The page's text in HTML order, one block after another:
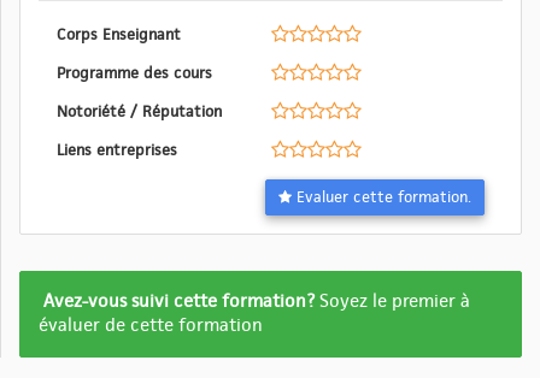
Corps Enseignant
Programme des cours
Notoriété / Réputation
Liens entreprises
Evaluer cette formation.
Formation
pas
Avez-vous suivi cette formation?Soyez le premier à
évaluer de cette formation